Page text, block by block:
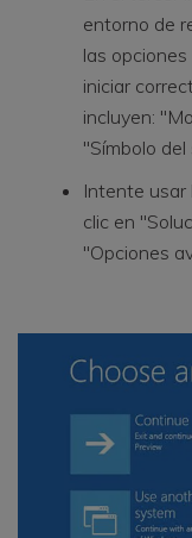
entorno de
las
iniciar
incluyen:
"Símbolo
Intente
clic en
"Opciones